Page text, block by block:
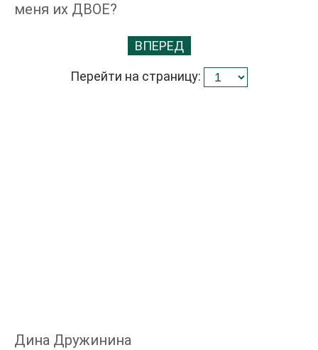
меня их ДВОЕ?
ВПЕРЕД
Перейти на страницу:
Дина Дружинина